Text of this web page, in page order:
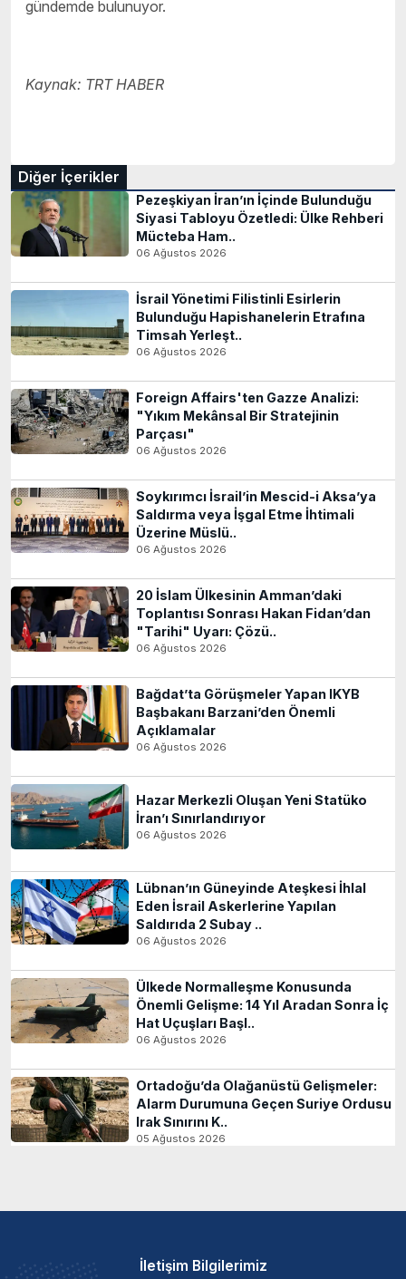
gündemde bulunuyor.
Kaynak: TRT HABER
Diğer İçerikler
Pezeşkiyan İran’ın İçinde Bulunduğu
Siyasi Tabloyu Özetledi: Ülke Rehberi
Mücteba Ham..
06 Ağustos 2026
İsrail Yönetimi Filistinli Esirlerin
Bulunduğu Hapishanelerin Etrafına
Timsah Yerleşt..
06 Ağustos 2026
Foreign Affairs'ten Gazze Analizi:
"Yıkım Mekânsal Bir Stratejinin
Parçası"
06 Ağustos 2026
Soykırımcı İsrail’in Mescid-i Aksa’ya
Saldırma veya İşgal Etme İhtimali
Üzerine Müslü..
06 Ağustos 2026
20 İslam Ülkesinin Amman’daki
Toplantısı Sonrası Hakan Fidan’dan
"Tarihi" Uyarı: Çözü..
06 Ağustos 2026
Bağdat’ta Görüşmeler Yapan IKYB
Başbakanı Barzani’den Önemli
Açıklamalar
06 Ağustos 2026
Hazar Merkezli Oluşan Yeni Statüko
İran’ı Sınırlandırıyor
06 Ağustos 2026
Lübnan’ın Güneyinde Ateşkesi İhlal
Eden İsrail Askerlerine Yapılan
Saldırıda 2 Subay ..
06 Ağustos 2026
Ülkede Normalleşme Konusunda
Önemli Gelişme: 14 Yıl Aradan Sonra İç
Hat Uçuşları Başl..
06 Ağustos 2026
Ortadoğu’da Olağanüstü Gelişmeler:
Alarm Durumuna Geçen Suriye Ordusu
Irak Sınırını K..
05 Ağustos 2026
İletişim Bilgilerimiz